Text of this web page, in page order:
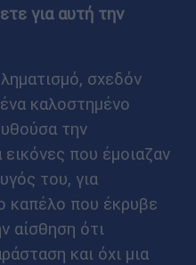
για αυτή την
σχεδόν
καλοστημένο
την
που έμοιαζαν
του, για
καπέλο που έκρυβε
αίσθηση ότι
και όχι μια